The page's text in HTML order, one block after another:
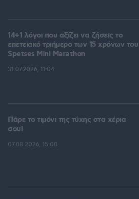
14+1 λόγοι που αξίζει να ζήσεις το
επετειακό τριήμερο των 15 χρόνων του
Spetses Mini Marathon
31.07.2026, 11:04
Πάρε το τιμόνι της τύχης στα χέρια
σου!
07.08.2026, 15:00